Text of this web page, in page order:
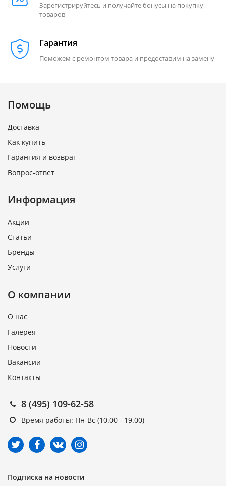
Зарегистрируйтесь и получайте бонусы на покупку
товаров
Гарантия
Поможем с ремонтом товара и предоставим на замену
Помощь
Доставка
Как купить
Гарантия и возврат
Вопрос-ответ
Информация
Акции
Статьи
Бренды
Услуги
О компании
О нас
Галерея
Новости
Вакансии
Контакты
8 (495) 109-62-58
Время работы: Пн-Вс (10.00 - 19.00)
Подписка на новости